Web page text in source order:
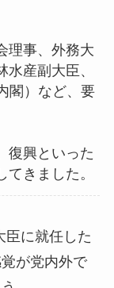
理事、外務大
産副大臣、
閣）など、要
復興といった
きました。
臣に就任した
が党内外で